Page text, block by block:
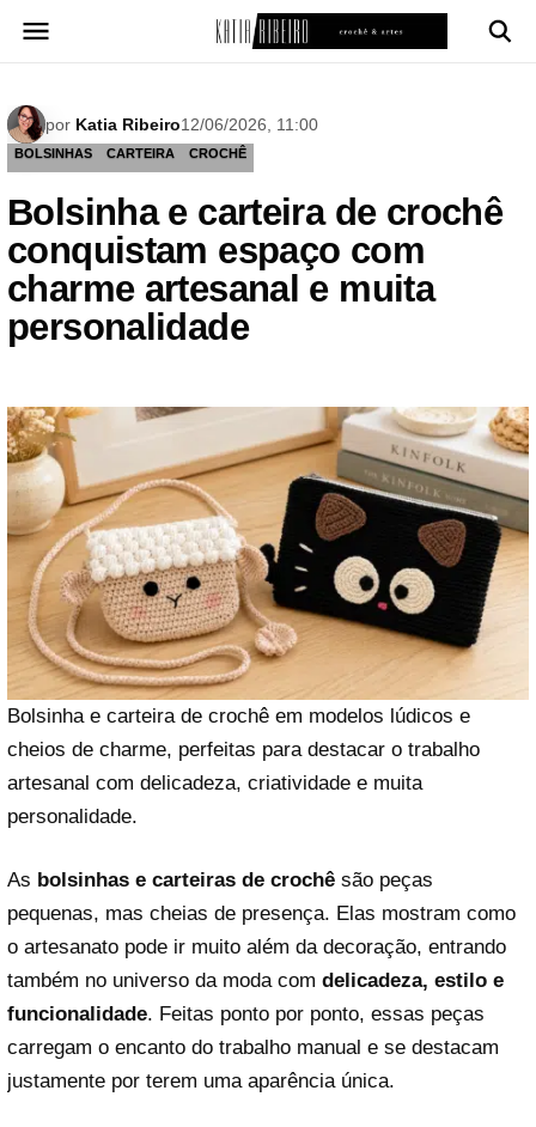
para
por Katia Ribeiro12/06/2026, 11:00
BOLSINHAS CARTEIRA CROCHÊ
Bolsinha e carteira de crochê
conquistam espaço com
charme artesanal e muita
personalidade
Bolsinha e carteira de crochê em modelos lúdicos e
cheios de charme, perfeitas para destacar o trabalho
artesanal com delicadeza, criatividade e muita
personalidade.
As bolsinhas e carteiras de crochê são peças
pequenas, mas cheias de presença. Elas mostram como
o artesanato pode ir muito além da decoração, entrando
também no universo da moda com delicadeza, estilo e
funcionalidade. Feitas ponto por ponto, essas peças
carregam o encanto do trabalho manual e se destacam
justamente por terem uma aparência única.